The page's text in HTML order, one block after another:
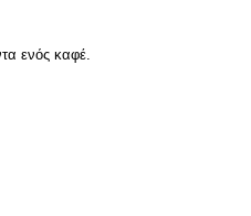
ενός καφέ.